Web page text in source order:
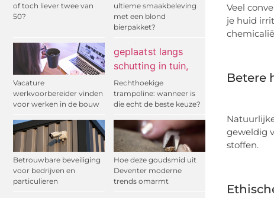
of toch liever twee van
50?
ultieme smaakbeleving
met een blond
bierpakket?
Vacature
werkvoorbereider vinden
voor werken in de bouw
Rechthoekige
trampoline: wanneer is
die echt de beste keuze?
Betrouwbare beveiliging
voor bedrijven en
particulieren
Hoe deze goudsmid uit
Deventer moderne
trends omarmt
Veel
je huid
Betere
geweldig
stoffen.